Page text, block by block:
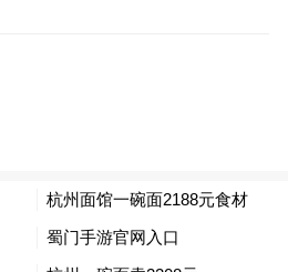
确信推出来以后有客人
几款新品。他认为，自